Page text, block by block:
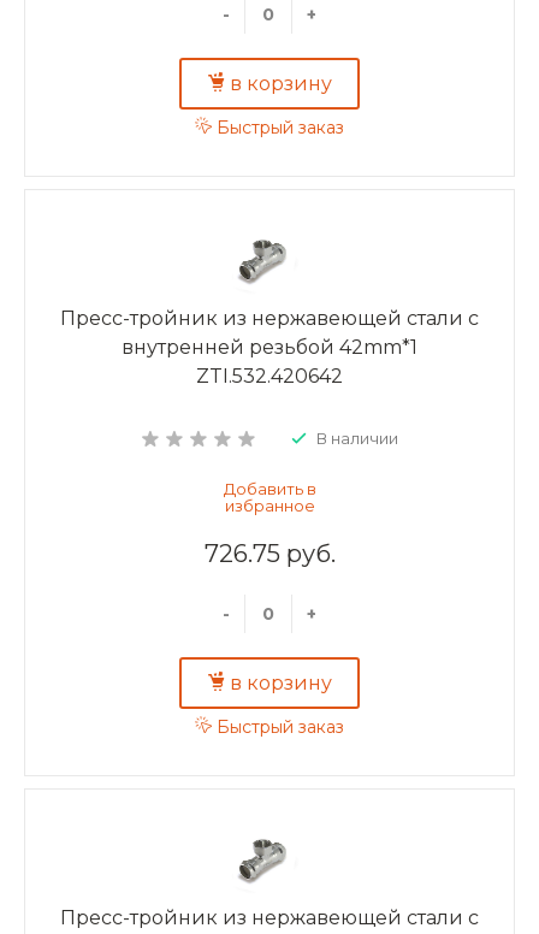
- +
в корзину
Быстрый заказ
Пресс-тройник из нержавеющей стали с
внутренней резьбой 42mm*1
ZTI.532.420642
В наличии
726.75 руб.
- +
в корзину
Быстрый заказ
Пресс-тройник из нержавеющей стали с